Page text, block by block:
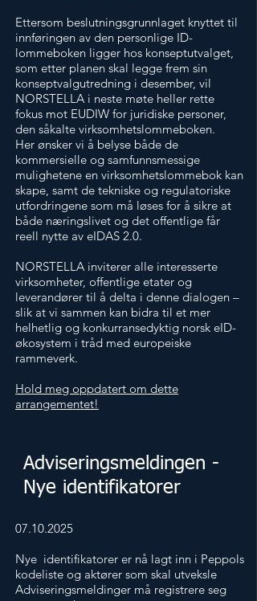
Ettersom beslutningsgrunnlaget knyttet til
innføringen av den personlige ID-
lommeboken ligger hos konseptutvalget,
som etter planen skal legge frem sin
konseptvalgutredning i desember, vil
NORSTELLA i neste møte heller rette
fokus mot EUDIW for juridiske personer,
den såkalte virksomhetslommeboken.
Her ønsker vi å belyse både de
kommersielle og samfunnsmessige
mulighetene en virksomhetslommebok kan
skape, samt de tekniske og regulatoriske
utfordringene som må løses for å sikre at
både næringslivet og det offentlige får
reell nytte av eIDAS 2.0.
NORSTELLA inviterer alle interesserte
virksomheter, offentlige etater og
leverandører til å delta i denne dialogen –
slik at vi sammen kan bidra til et mer
helhetlig og konkurransedyktig norsk eID-
økosystem i tråd med europeiske
rammeverk.
Hold meg oppdatert om dette
arrangementet!
Adviseringsmeldingen -
Nye identifikatorer
07.10.2025
Nye identifikatorer er nå lagt inn i Peppols
kodeliste og aktører som skal utveksle
Adviseringsmeldinger må registrere seg